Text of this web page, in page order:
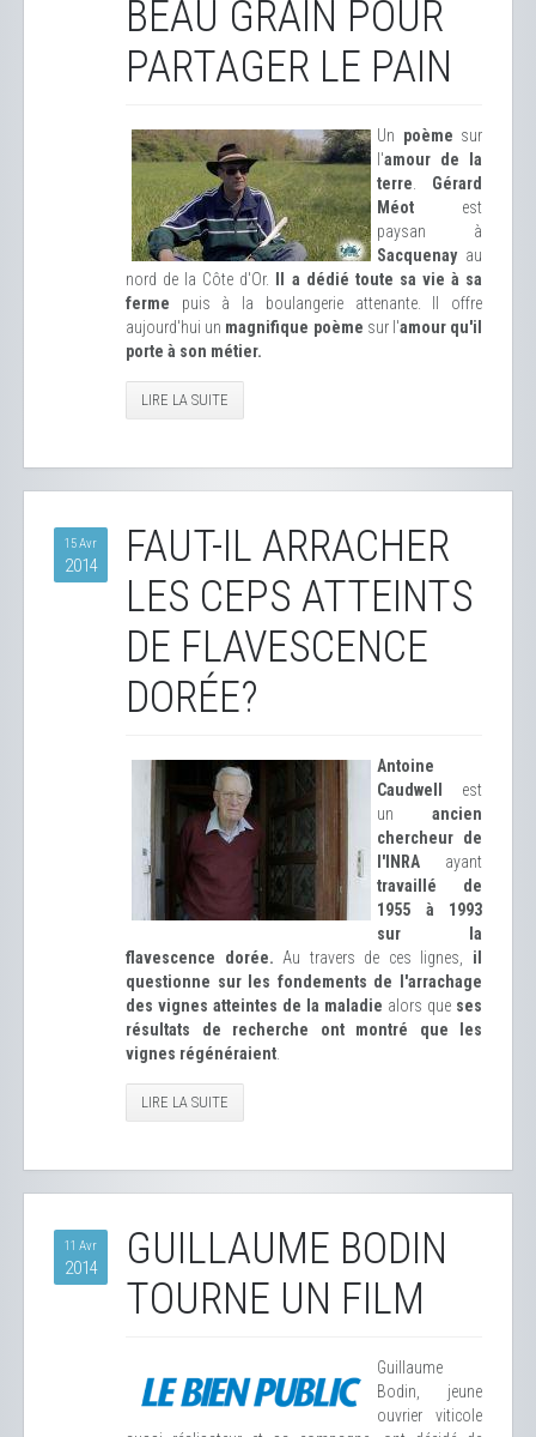
BEAU GRAIN POUR
PARTAGER LE PAIN
Un poème sur
l'amour de la
terre
Gérard
Méot est
paysan à
Sacquenayau
nord de la Côte d'Or.
Il a dédié toute sa vie à sa
ferme puis à la boulangerie attenante. Il offre
aujourd'hui un magnifique poème sur l'amour qu'il
porte à son métier.
LIRE LA SUITE
15 Avr
2014
FAUT-IL ARRACHER
LES CEPS ATTEINTS
DE FLAVESCENCE
DORÉE?
Antoine
Caudwell
est
un ancien
chercheur de
l'INRA ayant
travaillé de
1955 à 1993
sur la
flavescence dorée. Au travers de ces lignes, il
questionne sur les fondements de l'arrachage
des vignes atteintes de la maladie alors que ses
résultats de recherche ont montré que les
vignes régénéraient
LIRE LA SUITE
11 Avr
2014
GUILLAUME BODIN
TOURNE UN FILM
Guillaume
Bodin, jeune
ouvrier viticole